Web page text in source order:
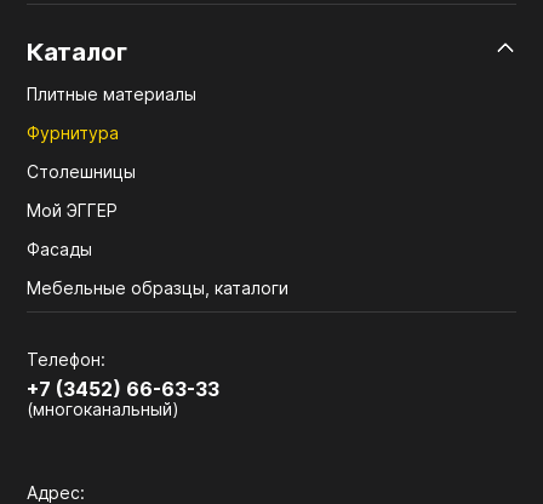
Каталог
Плитные материалы
Фурнитура
Столешницы
Мой ЭГГЕР
Фасады
Мебельные образцы, каталоги
Телефон:
+7 (3452) 66-63-33
(многоканальный)
Адрес: